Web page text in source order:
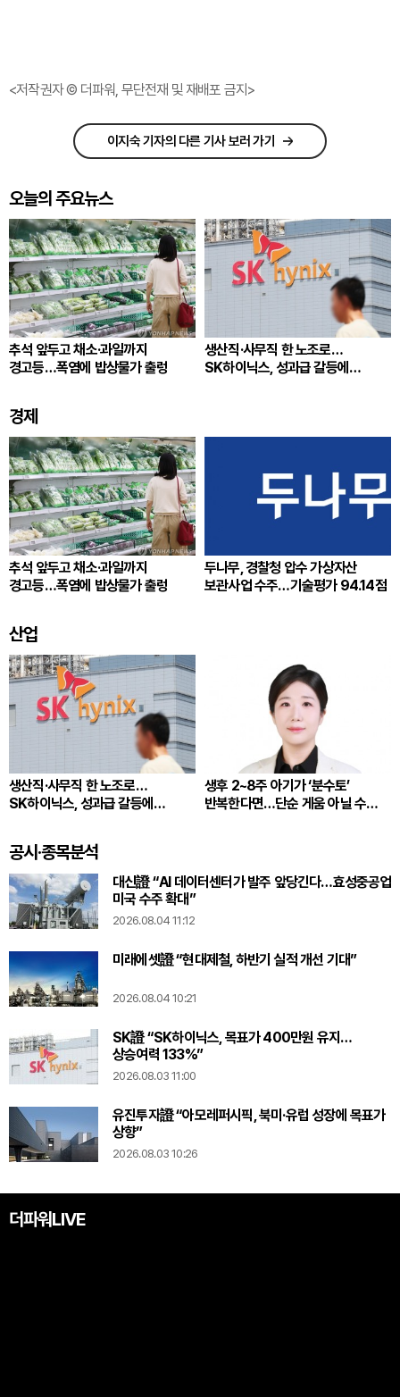
<저작권자 © 더파워, 무단전재 및 재배포 금지>
이지숙 기자의 다른 기사 보러 가기
오늘의 주요뉴스
추석 앞두고 채소·과일까지
경고등…폭염에 밥상물가 출렁
생산직·사무직 한 노조로…
SK하이닉스, 성과급 갈등에
경제
추석 앞두고 채소·과일까지
경고등…폭염에 밥상물가 출렁
두나무, 경찰청 압수 가상자산
보관사업 수주…기술평가 94.14점
산업
생산직·사무직 한 노조로…
SK하이닉스, 성과급 갈등에
생후 2~8주 아기가 ‘분수토’
반복한다면…단순 게움 아닐 수
공시·종목분석
대신證 “AI 데이터센터가 발주 앞당긴다…효성중공업
미국 수주 확대”
2026.08.04 11:12
미래에셋證 “현대제철, 하반기 실적 개선 기대”
2026.08.04 10:21
SK證 “SK하이닉스, 목표가 400만원 유지…
상승여력 133%”
2026.08.03 11:00
유진투자證 “아모레퍼시픽, 북미·유럽 성장에 목표가
상향”
2026.08.03 10:26
더파워LIVE